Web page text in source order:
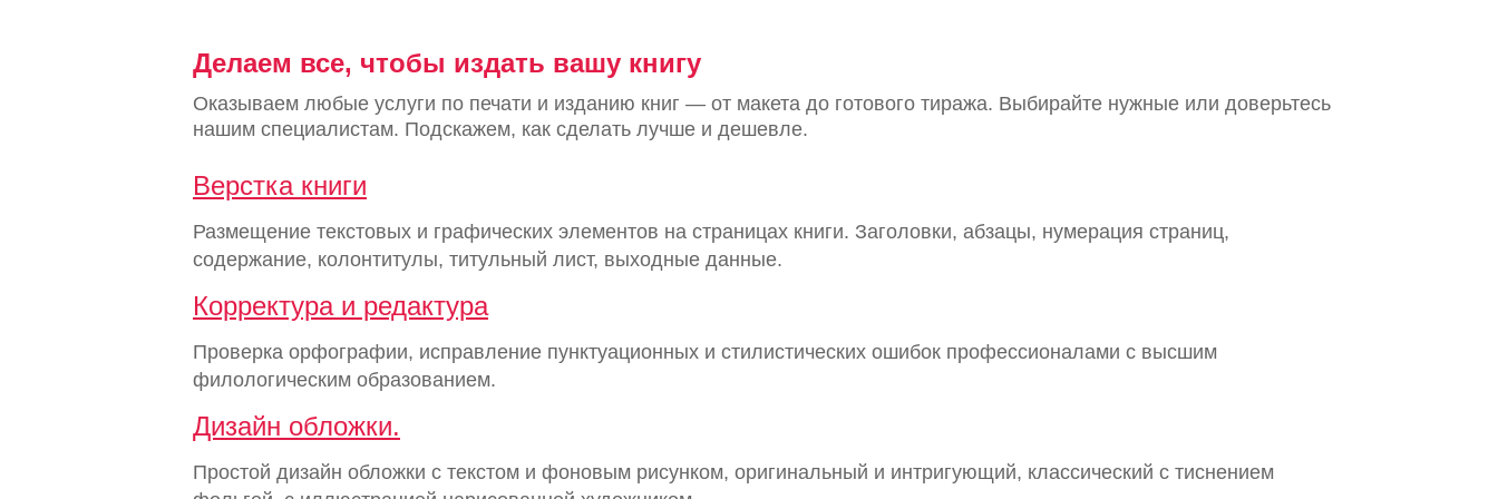
Делаем все, чтобы издать вашу книгу
Оказываем любые услуги по печати и изданию книг — от макета до готового тиража. Выбирайте нужные или доверьтесь
нашим специалистам. Подскажем, как сделать лучше и дешевле.
Верстка книги
Размещение текстовых и графических элементов на страницах книги. Заголовки, абзацы, нумерация страниц,
содержание, колонтитулы, титульный лист, выходные данные.
Корректура и редактура
Проверка орфографии, исправление пунктуационных и стилистических ошибок профессионалами с высшим
филологическим образованием.
Дизайн обложки.
Простой дизайн обложки с текстом и фоновым рисунком, оригинальный и интригующий, классический с тиснением